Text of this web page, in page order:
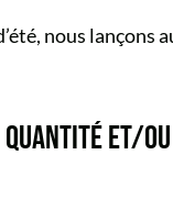
nous lançons
ET/